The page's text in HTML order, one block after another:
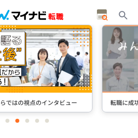
ではの視点のインタビュー 転職に成
itemitemitemitemitem